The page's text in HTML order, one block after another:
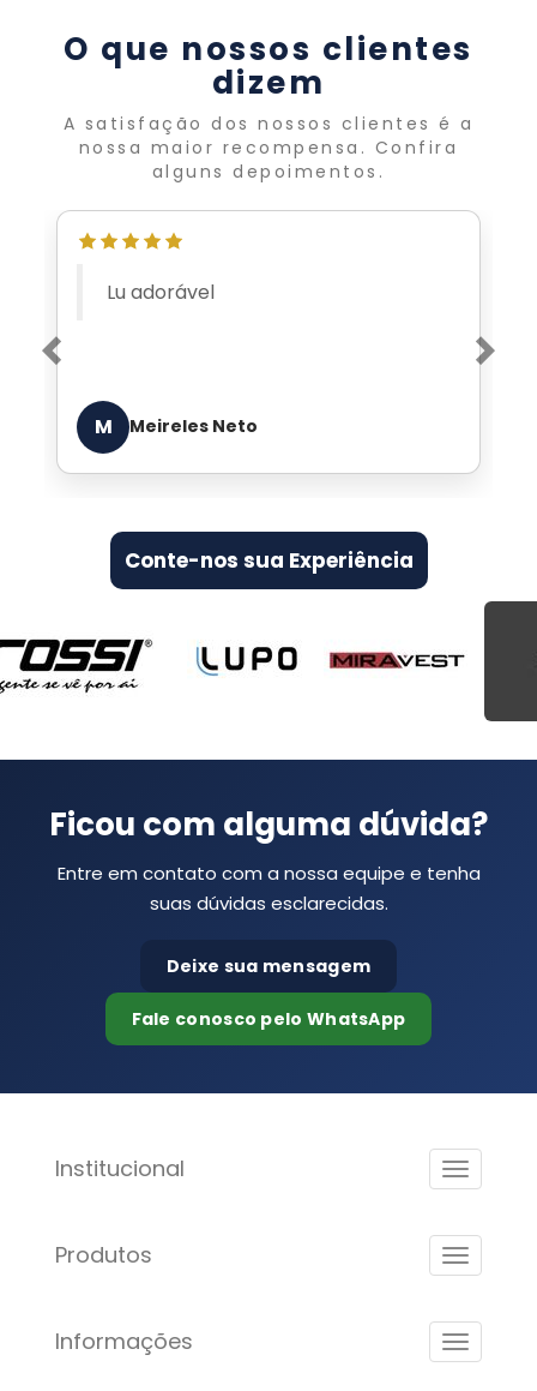
O que nossos clientes
dizem
A satisfação dos nossos clientes é a
nossa maior recompensa. Confira
alguns depoimentos.
Atendimento VIP de quem
E Edgar de Arruda Lara
Previous
Conte-nos sua Experiência
Ficou com alguma dúvida?
Entre em contato com a nossa equipe e tenha
suas dúvidas esclarecidas.
Deixe sua mensagem
Fale conosco pelo WhatsApp
Institucional
Produtos
Informações